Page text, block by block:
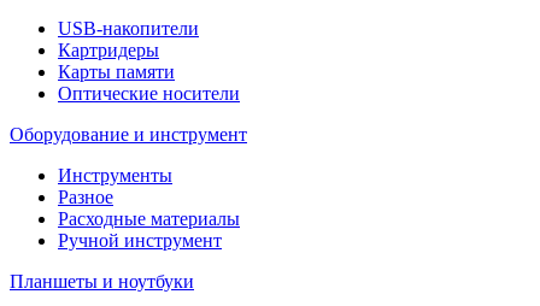
USB-накопители
Картридеры
Карты памяти
Оптические носители
Оборудование и инструмент
Инструменты
Разное
Расходные материалы
Ручной инструмент
Планшеты и ноутбуки